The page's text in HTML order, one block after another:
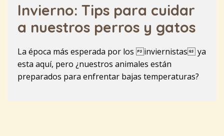
Invierno: Tips para cuidar
a nuestros perros y gatos
La época más esperada por los inviernistas ya
esta aquí, pero ¿nuestros animales están
preparados para enfrentar bajas temperaturas?